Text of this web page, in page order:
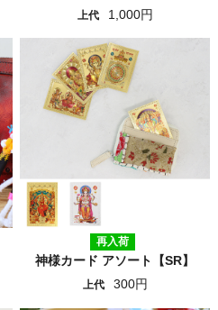
上代 1,000円
再入荷
神様カード アソート【SR】
上代 300円